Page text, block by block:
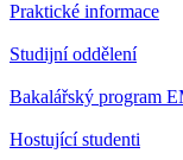
Praktické informace
Studijní oddělení
Bakalářský program
Hostující studenti